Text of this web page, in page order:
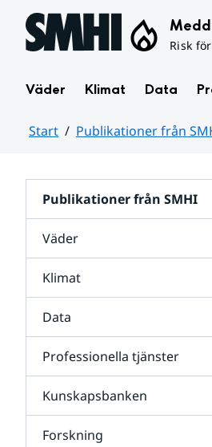
Hoppa till sidans innehåll
Risk
Väder Klimat Data
Start Publikationer från
Publikationer från SMHI
Väder
Klimat
Data
Professionella tjänster
Kunskapsbanken
Forskning